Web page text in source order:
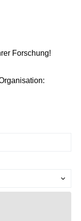
Forschung!